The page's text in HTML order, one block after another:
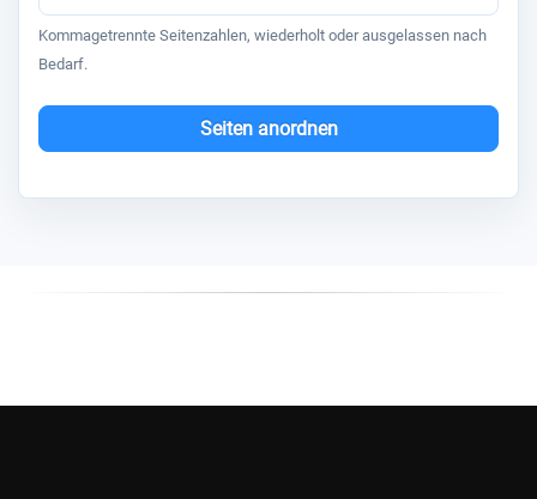
Kommagetrennte Seitenzahlen, wiederholt oder ausgelassen nach
Bedarf.
Seiten anordnen